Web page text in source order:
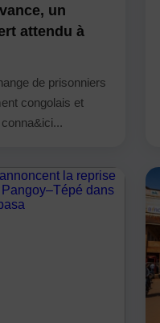
un
attendu à
de prisonniers
congolais et